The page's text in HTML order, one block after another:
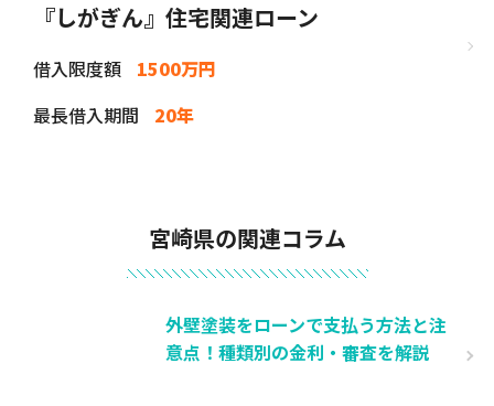
『しがぎん』住宅関連ローン
借入限度額
1500万円
最長借入期間
20年
宮崎県の関連コラム
外壁塗装をローンで支払う方法と注
意点！種類別の金利・審査を解説